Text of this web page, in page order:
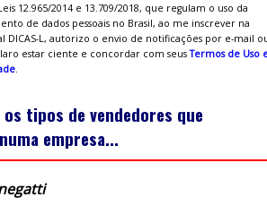
12.965/2014 e 13.709/2018, que regulam o uso da
de dados pessoais no Brasil, ao me inscrever na
DICAS-L, autorizo o envio de notificações por e-mail
estar ciente e concordar com seusTermos de Uso
.
tipos de vendedores que
empresa...